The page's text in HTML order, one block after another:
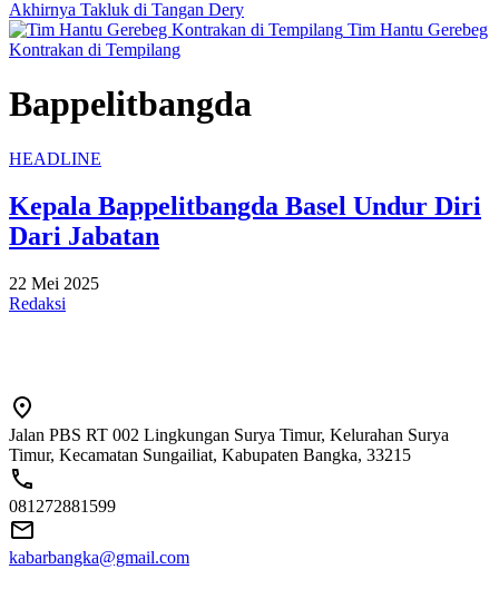
Akhirnya Takluk di Tangan Dery
Tim Hantu Gerebeg
Kontrakan di Tempilang
Bappelitbangda
HEADLINE
Kepala Bappelitbangda Basel Undur Diri
Dari Jabatan
22 Mei 2025
Redaksi
Jalan PBS RT 002 Lingkungan Surya Timur, Kelurahan Surya
Timur, Kecamatan Sungailiat, Kabupaten Bangka, 33215
081272881599
kabarbangka@gmail.com